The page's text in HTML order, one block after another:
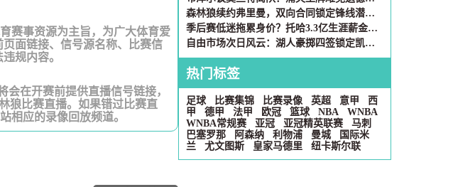
赛事资源为主旨，为广大体育爱
面链接、信号源名称、比赛信
规内容。
会在开赛前提供直播信号链接，
狼比赛直播。如果错过比赛直
相应的录像回放频道。
森林狼续约弗里曼，双向合同锁定锋线潜力股
季后赛低迷拖累身价？托哈3.3亿生涯薪金仍超科比
自由市场次日风云：湖人豪掷四签锁定凯斯勒 斯玛特空降休斯顿
热门标签
足球 比赛集锦 比赛录像 英超 意甲
西
甲
德甲 法甲 欧冠 篮球 NBA
WNBA
WNBA常规赛
亚冠 亚冠精英联赛
马刺
巴塞罗那
阿森纳 利物浦 曼城
国际米
兰
尤文图斯 皇家马德里 纽卡斯尔联